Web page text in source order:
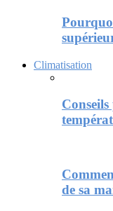
Climatisation
de sa